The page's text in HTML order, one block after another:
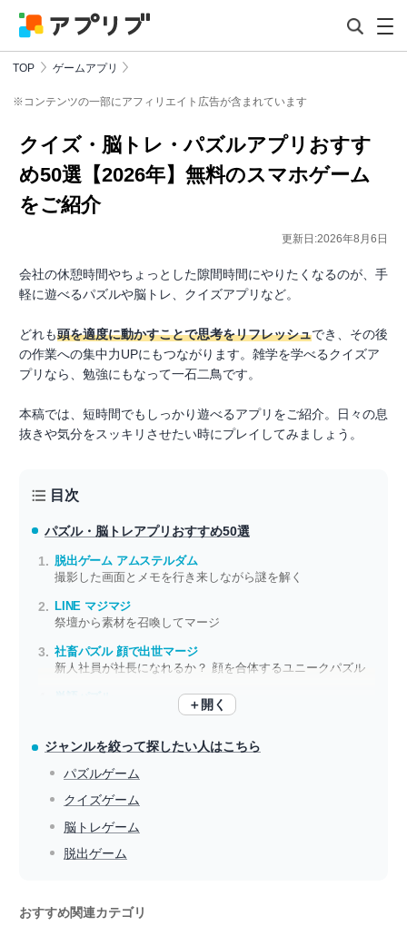
TOP ゲームアプリ
※コンテンツの一部にアフィリエイト広告が含まれています
クイズ・脳トレ・パズルアプリおすす
め50選【2026年】無料のスマホゲーム
をご紹介
更新日:2026年8月6日
会社の休憩時間やちょっとした隙間時間にやりたくなるのが、手
軽に遊べるパズルや脳トレ、クイズアプリなど。
どれも頭を適度に動かすことで思考をリフレッシュでき、その後
の作業への集中力UPにもつながります。雑学を学べるクイズア
プリなら、勉強にもなって一石二鳥です。
本稿では、短時間でもしっかり遊べるアプリをご紹介。日々の息
抜きや気分をスッキリさせたい時にプレイしてみましょう。
目次
パズル・脳トレアプリ おすすめ50選
脱出ゲーム アムステルダム
撮影した画面とメモを行き来しながら謎を解く
LINE マジマジ
祭壇から素材を召喚してマージ
社畜パズル 顔で出世マージ
新人社員が社長になれるか？ 顔を合体するユニークパズル
＋開く
ジャンルを絞って探したい人はこちら
パズルゲーム
クイズゲーム
脳トレゲーム
脱出ゲーム
おすすめ関連カテゴリ